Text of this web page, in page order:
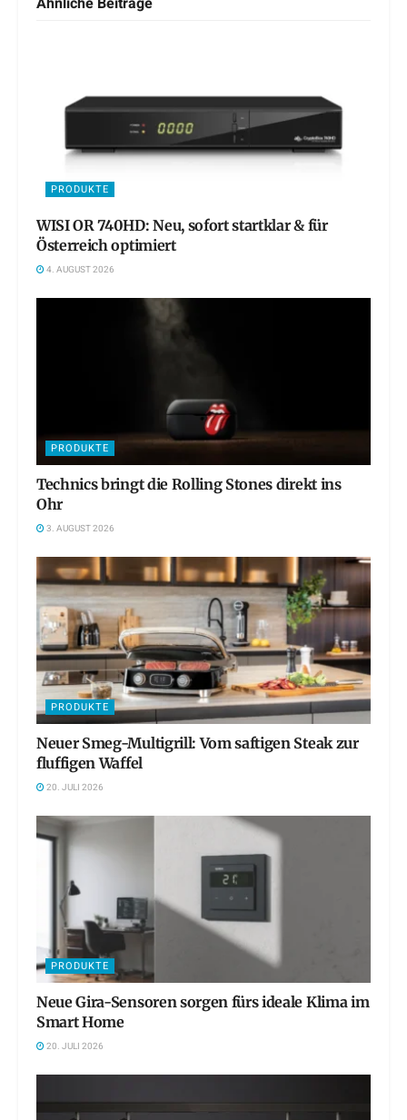
PRODUKTE
WISI OR 740HD: Neu, sofort startklar & für
Österreich optimiert
4. AUGUST 2026
PRODUKTE
Technics bringt die Rolling Stones direkt ins
Ohr
3. AUGUST 2026
PRODUKTE
Neuer Smeg-Multigrill: Vom saftigen Steak zur
fluffigen Waffel
20. JULI 2026
PRODUKTE
Neue Gira-Sensoren sorgen fürs ideale Klima im
Smart Home
20. JULI 2026